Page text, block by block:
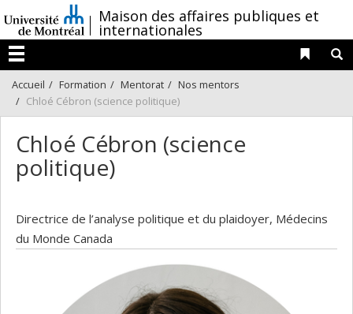
au
contenu
/Maison des affaires publiques et
internationales
Menu
Liens
Accueil Formation Mentorat
Nos mentors
Chloé Cébron (science politique)
Chloé Cébron (science
politique)
Directrice de l’analyse politique et du plaidoyer, Médecins
du Monde Canada